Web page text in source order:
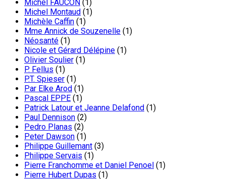
Michel FAUCON (1)
Michel Montaud (1)
Michèle Caffin (1)
Mme Annick de Souzenelle (1)
Néosanté (1)
Nicole et Gérard Délépine (1)
Olivier Soulier (1)
P. Fellus (1)
P.T. Spieser (1)
Par Elke Arod (1)
Pascal EPPE (1)
Patrick Latour et Jeanne Delafond (1)
Paul Dennison (2)
Pedro Planas (2)
Peter Dawson (1)
Philippe Guillemant (3)
Philippe Servais (1)
Pierre Franchomme et Daniel Penoel (1)
Pierre Hubert Dupas (1)